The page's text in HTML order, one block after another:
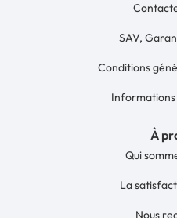
SAV,
Conditions
Informations
À
Qui
La
Nous